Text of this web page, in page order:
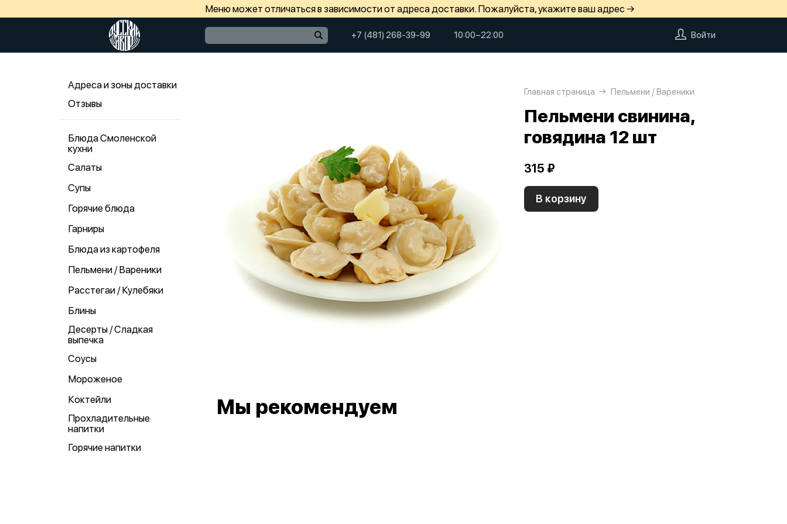
Меню может отличаться в зависимости от адреса доставки. Пожалуйста, укажите ваш адрес →
+7 (481) 268-39-99 10:00−22:00 Войти
Адреса и зоны доставки
Отзывы
Блюда Смоленской
кухни
Салаты
Супы
Горячие блюда
Гарниры
Блюда из картофеля
Пельмени / Вареники
Расстегаи / Кулебяки
Блины
Десерты / Сладкая
выпечка
Соусы
Мороженое
Коктейли
Прохладительные
напитки
Горячие напитки
Главная страница Пельмени / Вареники
Пельмени свинина,
говядина 12 шт
315 ₽
В корзину
Мы рекомендуем